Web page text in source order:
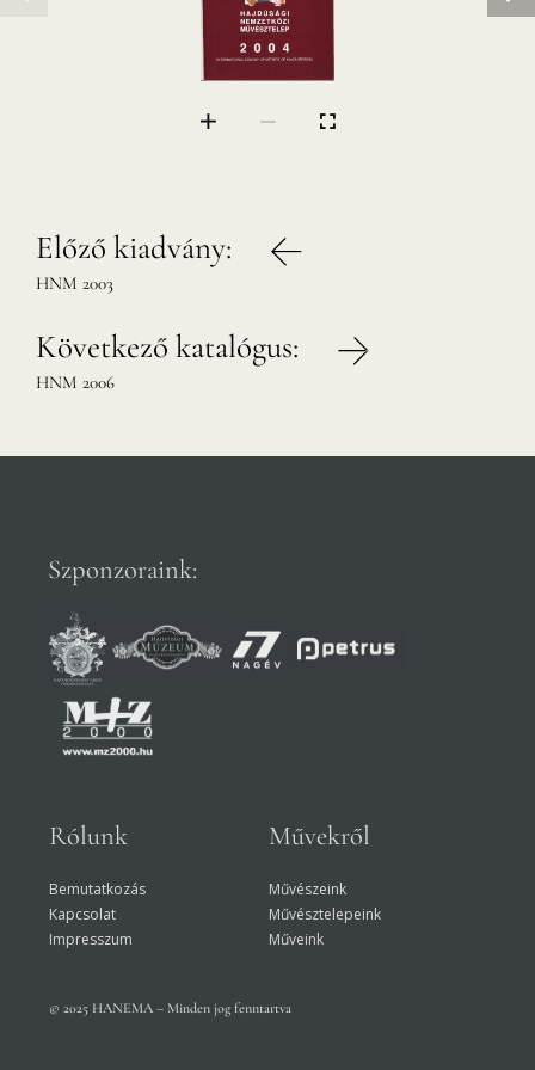
HAJDÚSÁGI
NEMZETKÖZI
MŰVÉSZTELEP
INTERNATIONAL COLONY OF ARTISTS OF  HAJDÚ  REGION
Bejegyzés
navigáció
Előző kiadvány:
HNM 2003
Következő katalógus:
HNM 2006
Szponzoraink:
Rólunk
Bemutatkozás
Kapcsolat
Impresszum
Művekről
Művészeink
Művésztelepeink
Műveink
© 2025 HANEMA – Minden jog fenntartva